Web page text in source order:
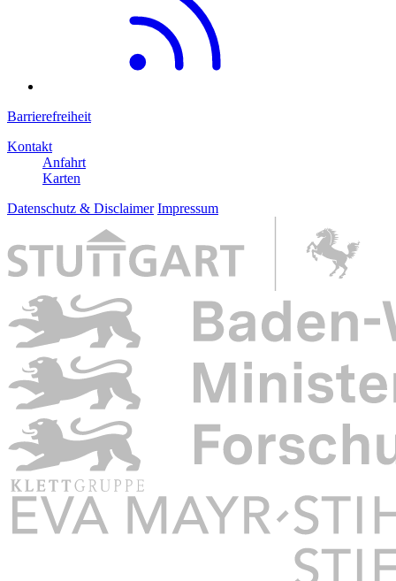
Barrierefreiheit
Kontakt
Anfahrt
Karten
Datenschutz & Disclaimer Impressum